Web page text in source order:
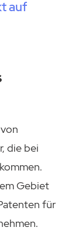
auf
die bei
Gebiet
für